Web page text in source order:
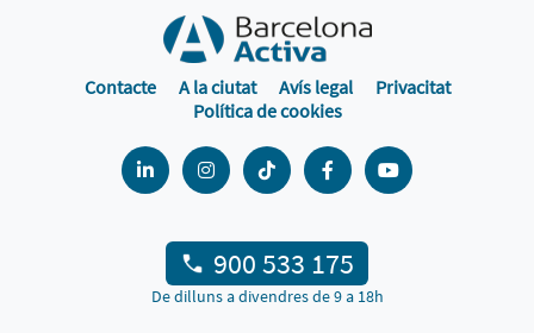
Contacte A la ciutat Avís legal
Privacitat
Política de cookies
900 533 175
De dilluns a divendres de 9 a 18h